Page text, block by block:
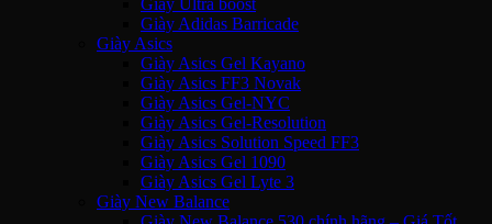
Giày Ultra boost
Giày Adidas Barricade
Giày Asics
Giày Asics Gel Kayano
Giày Asics FF3 Novak
Giày Asics Gel-NYC
Giày Asics Gel-Resolution
Giày Asics Solution Speed FF3
Giày Asics Gel 1090
Giày Asics Gel Lyte 3
Giày New Balance